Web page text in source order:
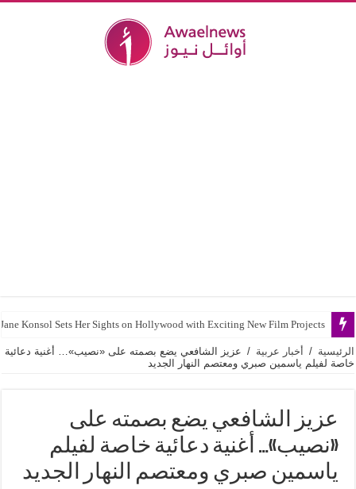
Jane Konsol Sets Her Sights on Hollywood with Exciting New Film Projects
الرئيسية / أخبار عربية / عزيز الشافعي يضع بصمته على «نصيب»… أغنية دعائية
خاصة لفيلم ياسمين صبري ومعتصم النهار الجديد
عزيز الشافعي يضع بصمته على
«نصيب»… أغنية دعائية خاصة لفيلم
ياسمين صبري ومعتصم النهار الجديد